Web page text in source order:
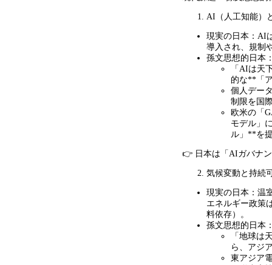
AI（人工知能）
現実の日本： AI
導入され、規制
孫文思想的日本
「 AIは天
的な** 「
個人デー
制限を国
欧米の「
モデル」
ル」 **を
👉 日本は「 AIガバナ
気候変動と持続
現実の日本：温
エネルギー政策
料依存）。
孫文思想的日本
「地球は
ら、アジ
東アジア